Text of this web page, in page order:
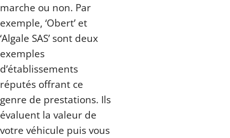
marche ou non. Par
exemple, ‘Obert’ et
‘Algale SAS’ sont deux
exemples
d’établissements
réputés offrant ce
genre de prestations. Ils
évaluent la valeur de
votre véhicule puis vous